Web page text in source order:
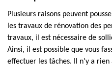
Plusieurs raisons peuvent
les travaux de rénovation des
travaux, il est nécessaire de
Ainsi, il est possible que vous
effectuer les tâches. Il n'y a